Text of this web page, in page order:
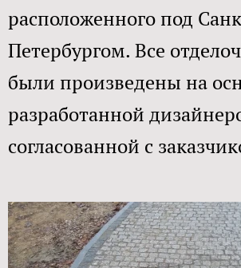
расположенного под
Петербургом. Все
были произведены на
разработанной
согласованной с